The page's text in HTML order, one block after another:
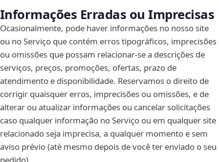
Informações Erradas ou Imprecisas
Ocasionalmente, pode haver informações no nosso site
ou no Serviço que contém erros tipográficos, imprecisões
ou omissões que possam relacionar-se a descrições de
serviços, preços, promoções, ofertas, prazo de
atendimento e disponibilidade. Reservamos o direito de
corrigir quaisquer erros, imprecisões ou omissões, e de
alterar ou atualizar informações ou cancelar solicitações
caso qualquer informação no Serviço ou em qualquer site
relacionado seja imprecisa, a qualquer momento e sem
aviso prévio (até mesmo depois de você ter enviado o seu